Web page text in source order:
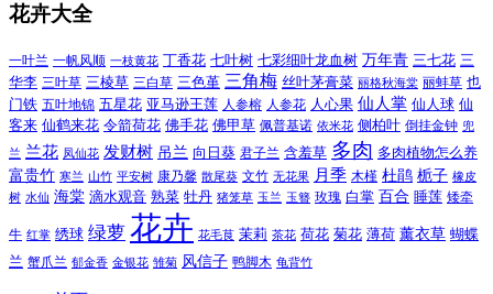
花卉大全
一叶兰 一帆风顺 一枝黄花 丁香花 七叶树 七彩细叶龙血树 万年青 三七花 三
华李 三叶草 三棱草 三白草 三色堇 三角梅 丝叶茅膏菜 丽格秋海棠 丽蚌草 也
门铁 五叶地锦 五星花 亚马逊王莲 人参榕 人参花 人心果 仙人掌 仙人球 仙
客来 仙鹤来花 令箭荷花 佛手花 佛甲草 佩普基诺 依米花 侧柏叶 倒挂金钟 兜
兰 兰花 凤仙花 发财树 吊兰 向日葵 君子兰 含羞草 多肉 多肉植物怎么养
富贵竹 寒兰 山竹 平安树 康乃馨 散尾葵 文竹 无花果 月季 木槿 杜鹃 栀子 橡皮
树 水仙 海棠 滴水观音 熟菜 牡丹 猪笼草 玉兰 玉簪 玫瑰 白掌 百合 睡莲 矮牵
牛 红掌 绣球 绿萝 花卉 花毛茛 茉莉 茶花 荷花 菊花 薄荷 薰衣草 蝴蝶
兰 蟹爪兰 郁金香 金银花 雏菊 风信子 鸭脚木 龟背竹